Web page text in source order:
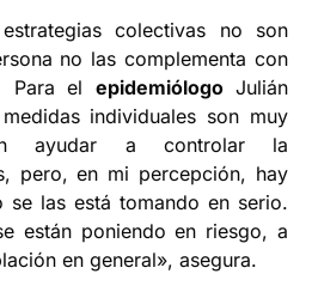
colectivas no son
no las complementa con
Para el epidemiólogoJulián
individuales son muy
ayudar a controlar la
pero, en mi percepción, hay
se las está tomando en serio.
están poniendo en riesgo, a
en general», asegura.